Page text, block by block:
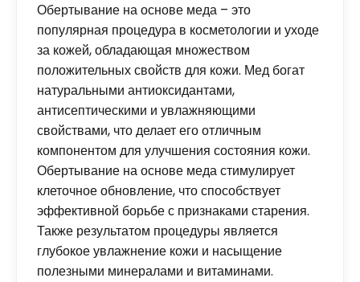
Обертывание на основе меда – это
популярная процедура в косметологии и уходе
за кожей, обладающая множеством
положительных свойств для кожи. Мед богат
натуральными антиоксидантами,
антисептическими и увлажняющими
свойствами, что делает его отличным
компонентом для улучшения состояния кожи.
Обертывание на основе меда стимулирует
клеточное обновление, что способствует
эффективной борьбе с признаками старения.
Также результатом процедуры является
глубокое увлажнение кожи и насыщение
полезными минералами и витаминами.